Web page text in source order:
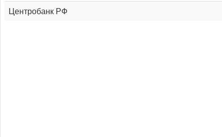
Центробанк РФ